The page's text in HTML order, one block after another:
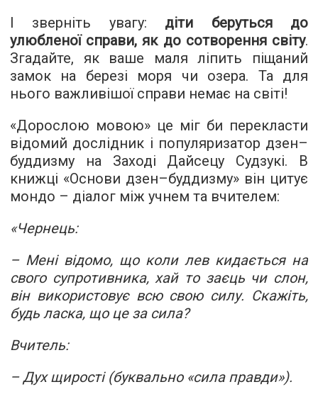
І зверніть увагу: діти беруться до
улюбленої справи, як до сотворення світу.
Згадайте, як ваше маля ліпить піщаний
замок на березі моря чи озера. Та для
нього важливішої справи немає на світі!
«Дорослою мовою» це міг би перекласти
відомий дослідник і популяризатор дзен–
буддизму на Заході Дайсецу Судзукі. В
книжці «Основи дзен–буддизму» він цитує
мондо – діалог між учнем та вчителем:
«Чернець:
– Мені відомо, що коли лев кидається на
свого супротивника, хай то заєць чи слон,
він використовує всю свою силу. Скажіть,
будь ласка, що це за сила?
Вчитель:
– Дух щирості (буквально «сила правди»).